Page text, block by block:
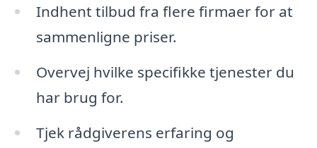
Indhent tilbud fra flere firmaer for at
sammenligne priser.
Overvej hvilke specifikke tjenester du
har brug for.
Tjek rådgiverens erfaring og